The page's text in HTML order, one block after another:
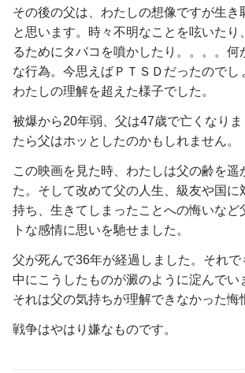
その後の父は、わたしの想像ですが生き
と思います。時々不明なことを呟いたり
るためにタバコを噴かしたり。。。。何
な行為。今思えばＰＴＳＤだったのでし
わたしの理解を超えた様子でした。
被爆から20年弱、父は47歳で亡くなり
たら父はホッとしたのかもしれません。
この映画を見た時、わたしは父の齢を遥
た。そして改めて父の人生、級友や国に
持ち、生きてしまったことへの悔いなど
トな感情に思いを馳せました。
父が死んで36年が経過しました。それ
中にこうしたものが澱のように淀んでい
それは父の気持ちが理解できなかった悔
戦争はやはり嫌なものです。